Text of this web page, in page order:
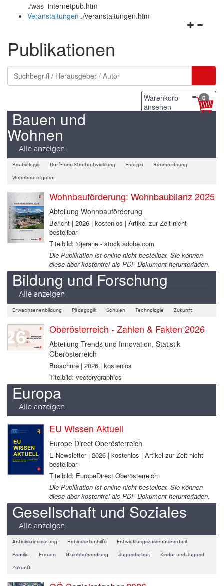
und
schließen
./was_internetpub.htm
Veranstaltungen ./veranstaltungen.htm
Publikationen
Warenkorb
ansehen
0
Bauen und
Wohnen
Alle anzeigen
Baubiologie Dorf- und Stadtentwicklung Energie Raumordnung
Wohnbauratgeber
Wohnbauförderung: Wohnbaubilanz 2025
Abteilung Wohnbauförderung
Bericht | 2026 | kostenlos | Artikel zur Zeit nicht
bestellbar
Titelbild: ©jerane - stock.adobe.com
Die Publikation ist online nicht bestellbar. Sie können
diese aber kostenfrei als PDF-Dokument herunterladen.
Bildung und Forschung
Alle anzeigen
Erwachsenenbildung Pädagogik Schulen Technologie Zukunft
Oberösterreich - Zahlen & Fakten 2026
Abteilung Trends und Innovation, Statistik
Oberösterreich
Broschüre | 2026 | kostenlos
Titelbild: vectorygraphics
Europa
Alle anzeigen
EU Wissen Aktuell
Europe Direct Oberösterreich
E-Newsletter | 2026 | kostenlos | Artikel zur Zeit nicht
bestellbar
Titelbild: EuropeDirect Oberösterreich
Die Publikation ist online nicht bestellbar. Sie können
diese aber kostenfrei als PDF-Dokument herunterladen.
Gesellschaft und Soziales
Alle anzeigen
Antidiskriminierung Behindertenhilfe Entwicklungszusammenarbeit
Familie Frauen Gleichbehandlung Jugendarbeit Kinder und Jugend
Zukunft